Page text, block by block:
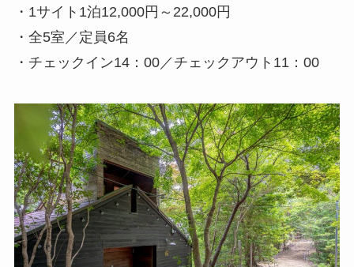
・1サイト1泊12,000円～22,000円
・全5室／定員6名
・チェックイン14：00／チェックアウト11：00